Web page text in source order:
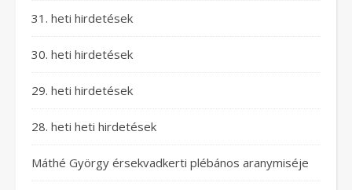
31. heti hirdetések
30. heti hirdetések
29. heti hirdetések
28. heti heti hirdetések
Máthé György érsekvadkerti plébános aranymiséje